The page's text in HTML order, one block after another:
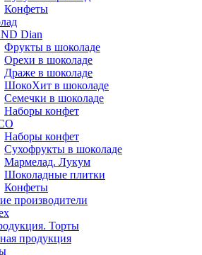
Конфеты
Dian
Фрукты в шоколаде
Орехи в шоколаде
Драже в шоколаде
ШокоХит в шоколаде
Семечки в шоколаде
Наборы конфет
Наборы конфет
Сухофрукты в шоколаде
Мармелад. Лукум
Шоколадные плитки
Конфеты
производители
Торты
продукция